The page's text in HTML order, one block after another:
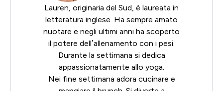
Lauren, originaria del Sud, è laureata in
letteratura inglese. Ha sempre amato
nuotare e negli ultimi anni ha scoperto
il potere dell’allenamento con i pesi.
Durante la settimana si dedica
appassionatamente allo yoga.
Nei fine settimana adora cucinare e